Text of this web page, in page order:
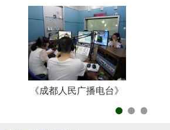
《成都人民广播电台》